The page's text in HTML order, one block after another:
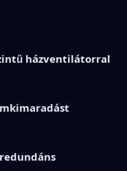
házventilátorral